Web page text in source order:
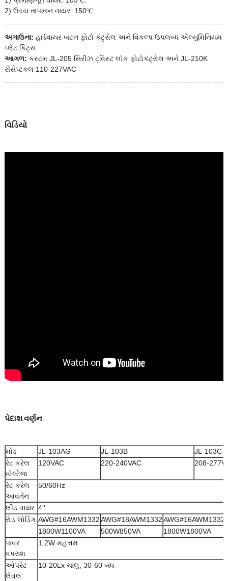
2) ઉચ્ચ તાપમાન વાયર: 150℃.
અગાઉના: હાર્ડવાયર બટન ફોટો કંટ્રોલ અને વિકલ્પ ઉપલબ્ધ એલ્યુમિનિયમ
પ્લેટ કિટ્સ
આગળ: કસ્ટમ JL-205 સિરીઝ ટ્વિસ્ટ લૉક ફોટોકંટ્રોલ અને JL-210K
રીસેપ્ટકલ 110-227VAC
વિડિયો
પેદાશ વર્ણન
મોડ JL-103AG JL-103B
JL-103C
રેટ કરેલ
વોલ્ટેજ
120VAC 220-240VAC 208-
રેટ કરેલ
આવર્તન
50/60Hz
લીડ વાયર 4''
રોડ લોડિંગ AWG#16AWM1332AWG#18AWM1332AWG#16AWM1332
1800W1100VA
500W850VA 1800W1800VA
પાવર
વપરાશ
1.2W મહત્તમ
ઓપરેટ
લેવલ
10-20Lx ચાલુ, 30-60 બંધ